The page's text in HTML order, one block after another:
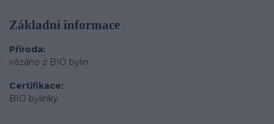
Základní informace
Příroda
vázáno z BIO bylin
Certifikace
BIO bylinky